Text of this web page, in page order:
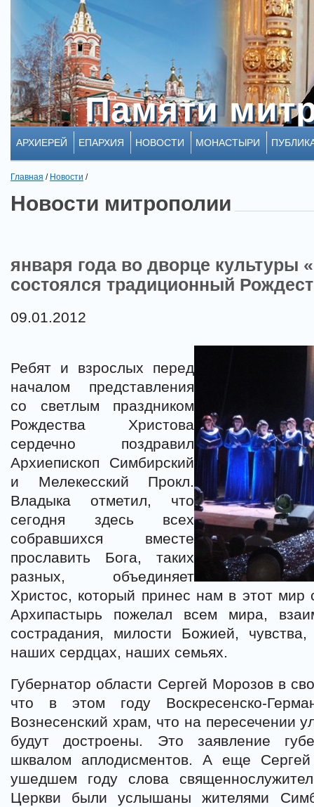
Памяти
Памяти
АРХИЕРЕЙ ЕПАРХИЯ НОВОСТИ МОНАСТЫРИ
Главная / Новости /
Новости митрополии
января года во дворце культуры
состоялся традиционный
09.01.2012
Ребят и взрослых перед
началом представления
со светлым праздником
Рождества Христова
сердечно поздравил
Архиепископ Симбирский
и Мелекесский Прокл.
Владыка отметил, что
сегодня здесь всех
собравшихся вместе
прославить Бога, таких
разных, объединяет
Христос, который принес нам в этот мир
Архипастырь пожелал всем мира,
сострадания, милости Божией,
наших сердцах, наших семьях.
Губернатор области Сергей Морозов в
что в этом году Воскресенско-
Вознесенский храм, что на пересечении
будут достроены. Это заявление
шквалом аплодисментов. А еще
ушедшем году слова
Церкви были услышаны жителями